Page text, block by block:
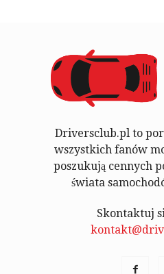
Driversclub.pl to
wszystkich fanów
poszukują cennych
świata
Skontaktuj